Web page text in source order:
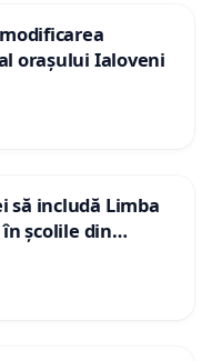
orașului Ialoveni
să includă Limba
școlile din